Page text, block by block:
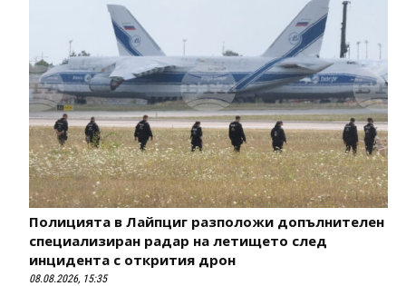
Полицията в Лайпциг разположи допълнителен
специализиран радар на летището след
инцидента с открития дрон
08.08.2026, 15:35